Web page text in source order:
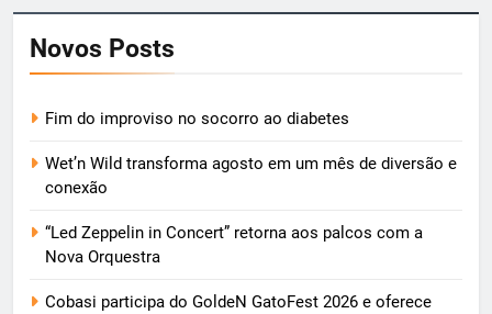
Novos Posts
Fim do improviso no socorro ao diabetes
Wet’n Wild transforma agosto em um mês de diversão e
conexão
“Led Zeppelin in Concert” retorna aos palcos com a
Nova Orquestra
Cobasi participa do GoldeN GatoFest 2026 e oferece